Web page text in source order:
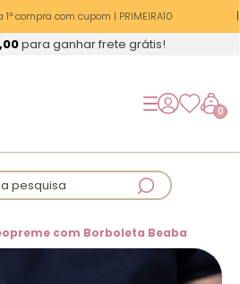
1ª compra com cupom | PRIMEIRA10
para ganhar frete grátis!
0
pesquisa
com Borboleta Beaba